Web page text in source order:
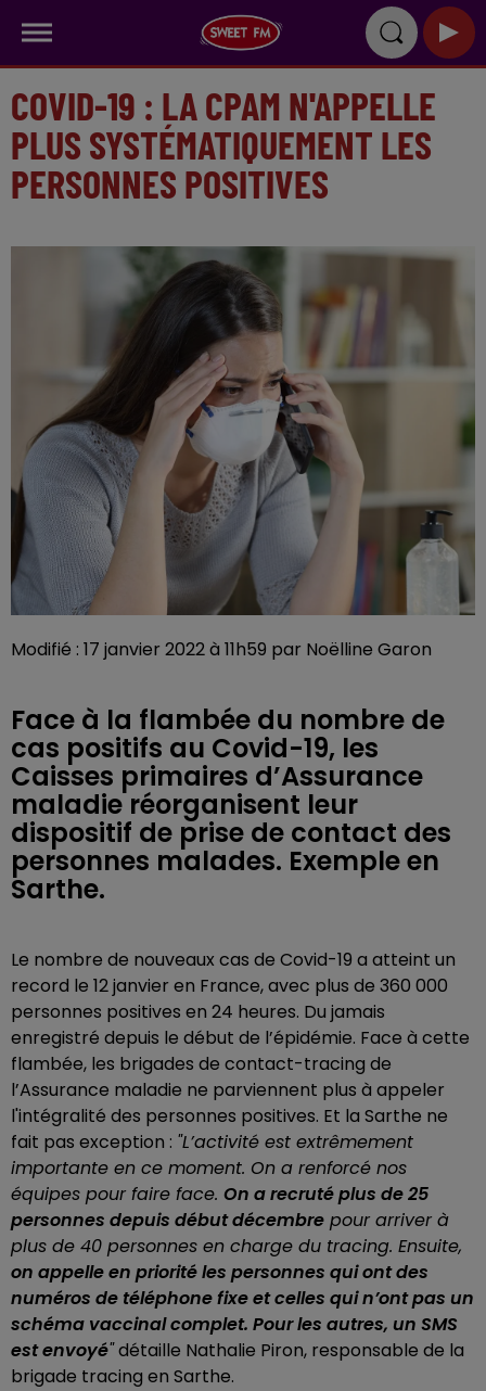
COVID-19 : LA CPAM N'APPELLE
PLUS SYSTÉMATIQUEMENT LES
PERSONNES POSITIVES
Modifié : 17 janvier 2022 à 11h59 par Noëlline Garon
Face à la flambée du nombre de
cas positifs au Covid-19, les
Caisses primaires d’Assurance
maladie réorganisent leur
dispositif de prise de contact des
personnes malades. Exemple en
Sarthe.
Le nombre de nouveaux cas de Covid-19 a atteint un
record le 12 janvier en France, avec plus de 360 000
personnes positives en 24 heures. Du jamais
enregistré depuis le début de l’épidémie. Face à cette
flambée, les brigades de contact-tracing de
l’Assurance maladie ne parviennent plus à appeler
l'intégralité des personnes positives. Et la Sarthe ne
fait pas exception : "L’activité est extrêmement
importante en ce moment. On a renforcé nos
équipes pour faire face. On a recruté plus de 25
personnes depuis début décembre pour arriver à
plus de 40 personnes en charge du tracing. Ensuite,
on appelle en priorité les personnes qui ont des
numéros de téléphone fixe et celles qui n’ont pas un
schéma vaccinal complet. Pour les autres, un SMS
est envoyé"détaille Nathalie Piron, responsable de la
brigade tracing en Sarthe.